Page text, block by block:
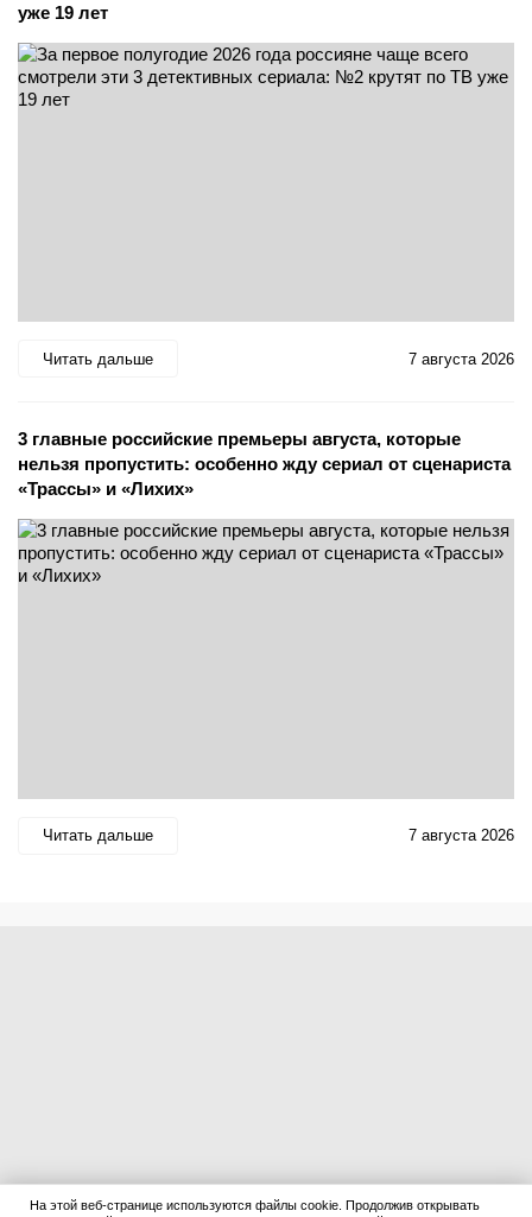
уже 19 лет
Читать дальше 7 августа 2026
3 главные российские премьеры августа, которые
нельзя пропустить: особенно жду сериал от сценариста
«Трассы» и «Лихих»
Читать дальше 7 августа 2026
На этой веб-странице используются файлы cookie. Продолжив открывать